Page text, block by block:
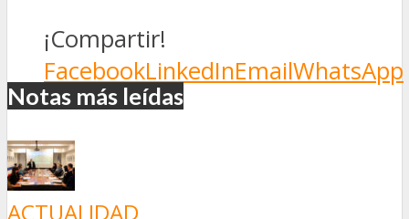
¡Compartir!
FacebookLinkedInEmailWhatsApp
Notas más leídas
ACTUALIDAD